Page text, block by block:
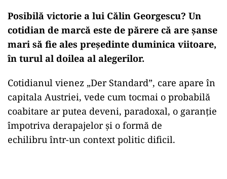
Posibilă victorie a lui Călin Georgescu? Un
cotidian de marcă este de părere că are șanse
mari să fie ales președinte duminica viitoare,
în turul al doilea al alegerilor.
Cotidianul vienez „Der Standard”, care apare în
capitala Austriei, vede cum tocmai o probabilă
coabitare ar putea deveni, paradoxal, o garanție
împotriva derapajelor și o formă de
echilibru într-un context politic dificil.